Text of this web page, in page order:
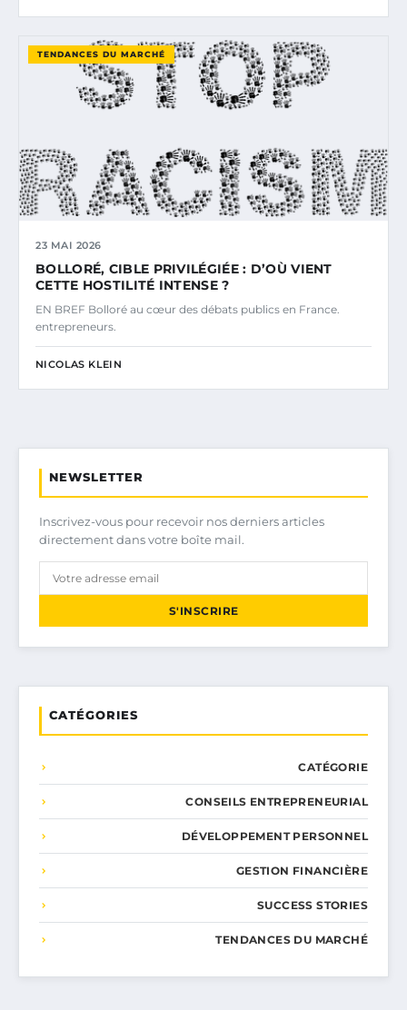
TENDANCES DU MARCHÉ
23 MAI 2026
BOLLORÉ, CIBLE PRIVILÉGIÉE : D’OÙ VIENT
CETTE HOSTILITÉ INTENSE ?
EN BREF Bolloré au cœur des débats publics en France.
entrepreneurs.
NICOLAS KLEIN
NEWSLETTER
Inscrivez-vous pour recevoir nos derniers articles
directement dans votre boîte mail.
S'INSCRIRE
CATÉGORIES
CATÉGORIE
CONSEILS ENTREPRENEURIAL
DÉVELOPPEMENT PERSONNEL
GESTION FINANCIÈRE
SUCCESS STORIES
TENDANCES DU MARCHÉ